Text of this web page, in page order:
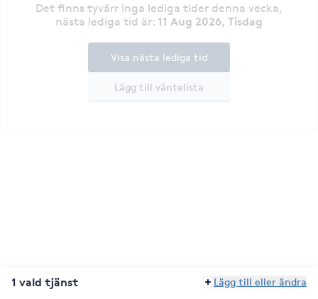
Det finns tyvärr inga lediga tider denna vecka,
nästa lediga tid är: 11 Aug 2026, Tisdag
Lägg till väntelista
Visa nästa lediga tid
1 vald tjänst Lägg till eller ändra